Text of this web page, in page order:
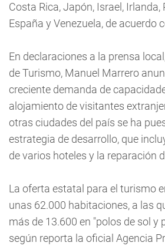
Costa Rica, Japón, Israel, Irlanda,
España y Venezuela, de acuerdo
En declaraciones a la prensa
de Turismo, Manuel Marrero
creciente demanda de
alojamiento de visitantes
otras ciudades del país se ha
estrategia de desarrollo, que
de varios hoteles y la reparación
La oferta estatal para el turismo
unas 62.000 habitaciones, a las
más de 13.600 en "polos de sol y
según reporta la oficial Agencia